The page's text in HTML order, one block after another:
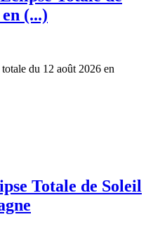
(...)
du 12 août 2026 en
Totale de Soleil